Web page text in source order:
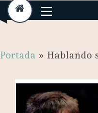
Portada » Hablando